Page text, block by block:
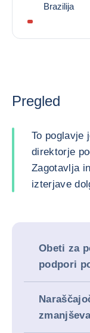
Brazilija
Pregled
To poglavje
direktorje
Zagotavlja
izterjave
Obeti za
podpori